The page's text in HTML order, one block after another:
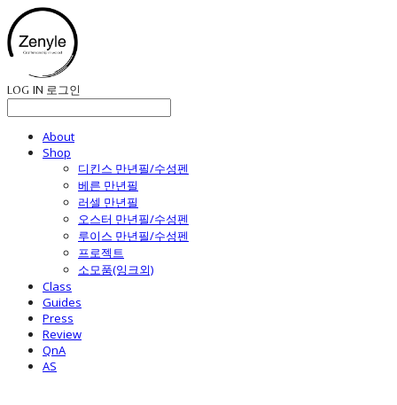
LOG IN 로그인
About
Shop
디킨스 만년필/수성펜
베른 만년필
러셀 만년필
오스터 만년필/수성펜
루이스 만년필/수성펜
프로젝트
소모품(잉크외)
Class
Guides
Press
Review
QnA
AS